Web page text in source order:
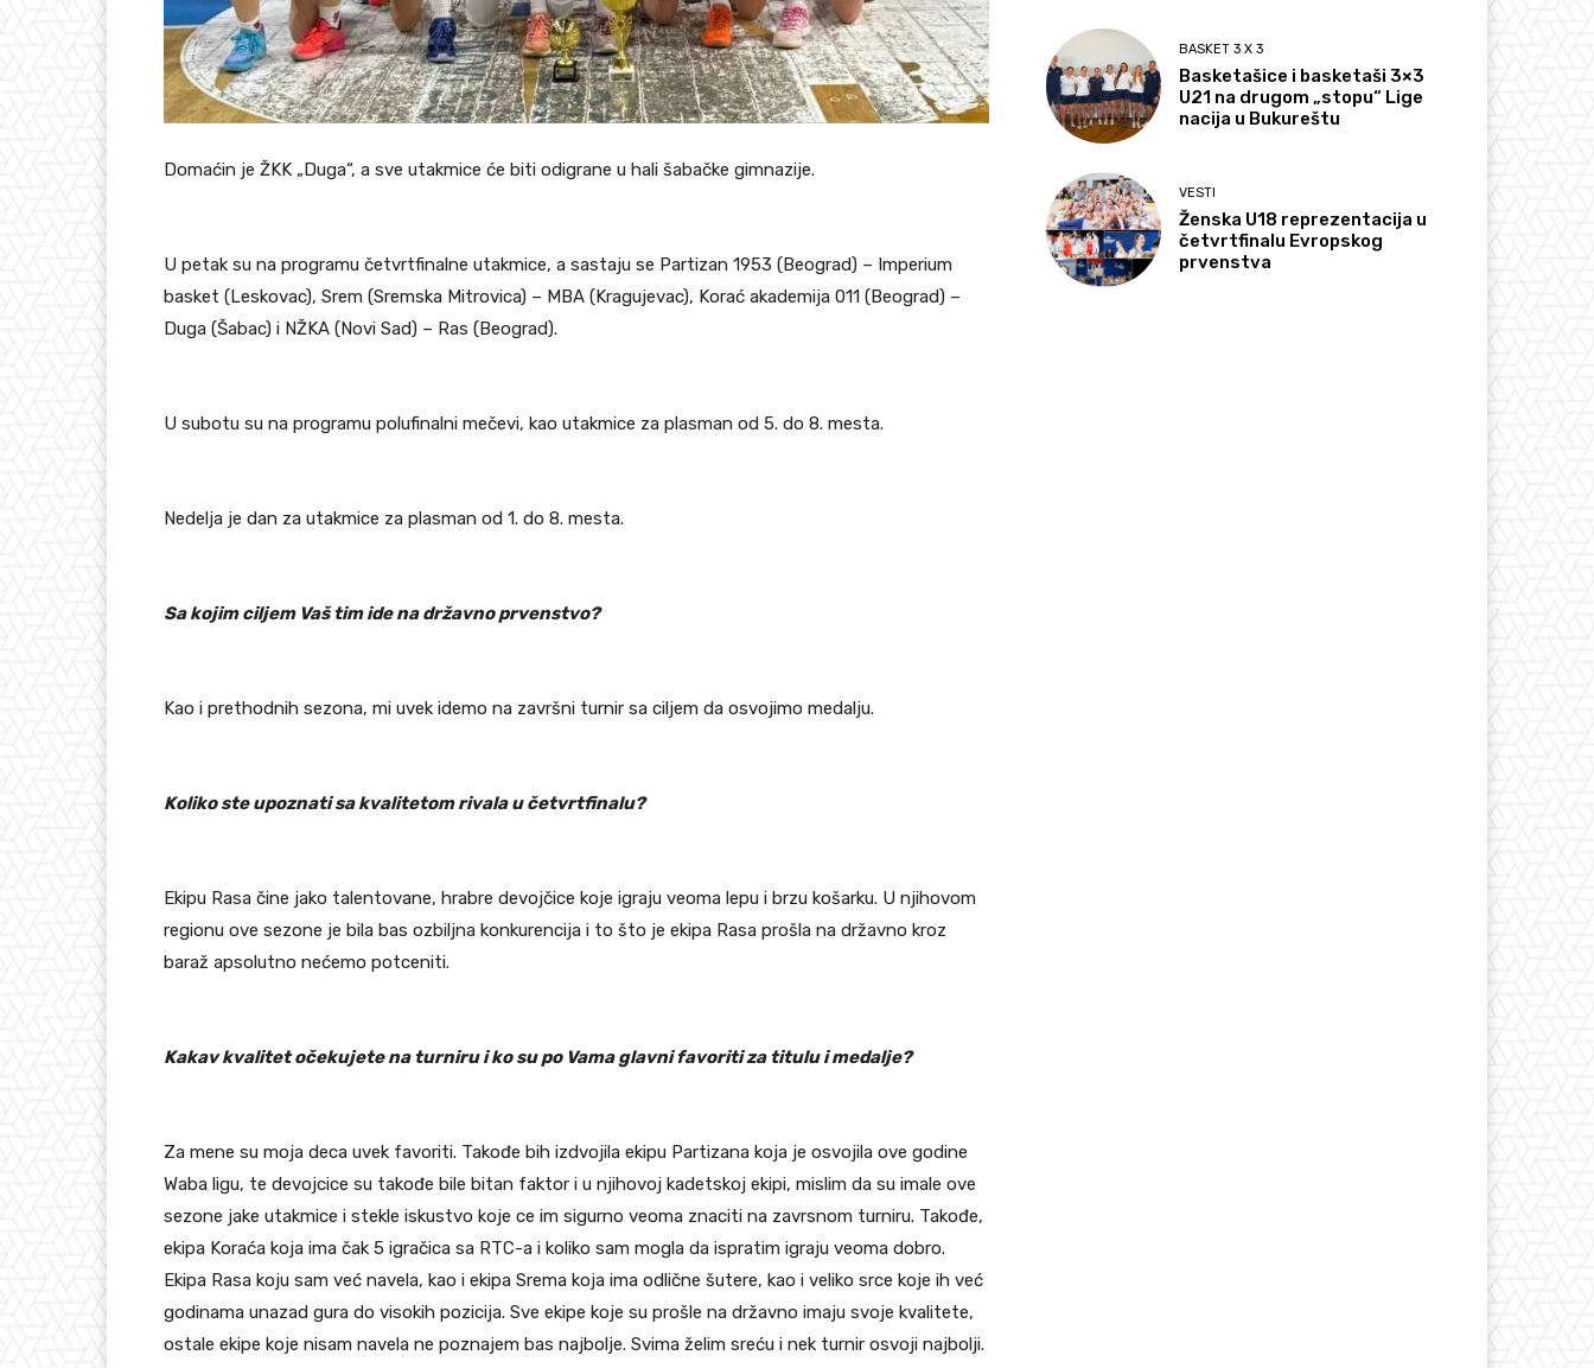
Domaćin je ŽKK „Duga“, a sve utakmice će biti odigrane u hali šabačke gimnazije.
U petak su na programu četvrtfinalne utakmice, a sastaju se Partizan 1953 (Beograd) – Imperium
basket (Leskovac), Srem (Sremska Mitrovica) – MBA (Kragujevac), Korać akademija 011 (Beograd) –
Duga (Šabac) i NŽKA (Novi Sad) – Ras (Beograd).
U subotu su na programu polufinalni mečevi, kao utakmice za plasman od 5. do 8. mesta.
Nedelja je dan za utakmice za plasman od 1. do 8. mesta.
Sa kojim ciljem Vaš tim ide na državno prvenstvo?
Kao i prethodnih sezona, mi uvek idemo na završni turnir sa ciljem da osvojimo medalju.
Koliko ste upoznati sa kvalitetom rivala u četvrtfinalu?
Ekipu Rasa čine jako talentovane, hrabre devojčice koje igraju veoma lepu i brzu košarku. U njihovom
regionu ove sezone je bila bas ozbiljna konkurencija i to što je ekipa Rasa prošla na državno kroz
baraž apsolutno nećemo potceniti.
Kakav kvalitet očekujete na turniru i ko su po Vama glavni favoriti za titulu i medalje?
Za mene su moja deca uvek favoriti. Takođe bih izdvojila ekipu Partizana koja je osvojila ove godine
Waba ligu, te devojcice su takođe bile bitan faktor i u njihovoj kadetskoj ekipi, mislim da su imale ove
sezone jake utakmice i stekle iskustvo koje ce im sigurno veoma znaciti na zavrsnom turniru. Takođe,
ekipa Koraća koja ima čak 5 igračica sa RTC-a i koliko sam mogla da ispratim igraju veoma dobro.
Ekipa Rasa koju sam već navela, kao i ekipa Srema koja ima odlične šutere, kao i veliko srce koje ih već
godinama unazad gura do visokih pozicija. Sve ekipe koje su prošle na državno imaju svoje kvalitete,
ostale ekipe koje nisam navela ne poznajem bas najbolje. Svima želim sreću i nek turnir osvoji najbolji.
BASKET 3 X 3
Basketašice i basketaši 3×3
U21 na drugom „stopu“ Lige
nacija u Bukureštu
VESTI
Ženska U18 reprezentacija u
četvrtfinalu Evropskog
prvenstva